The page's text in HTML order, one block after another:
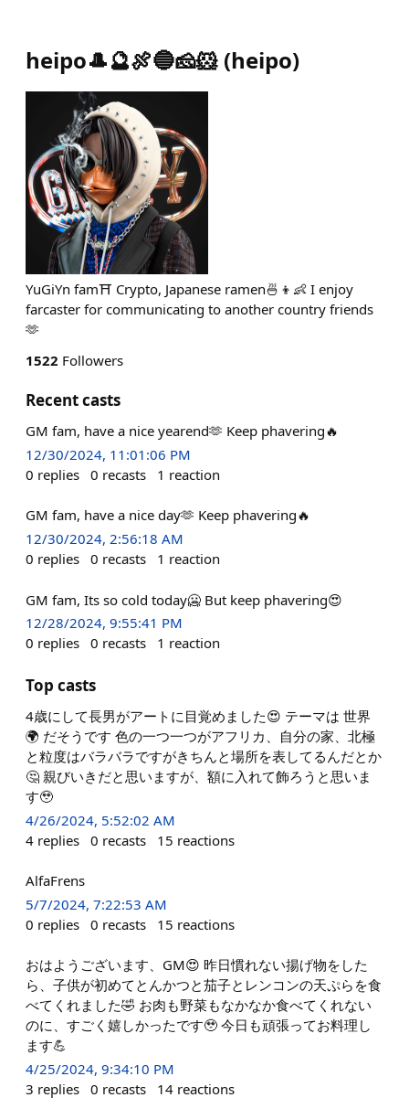
heipo🎩🔮🍖🔵🧀🐹 (heipo)
YuGiYn fam⛩ Crypto, Japanese ramen🍜👦👶 I enjoy
farcaster for communicating to another country friends
🫶
1522 Followers
Recent casts
GM fam, have a nice yearend🫶 Keep phavering🔥
12/30/2024, 11:01:06 PM
0 replies 0 recasts 1 reaction
GM fam, have a nice day🫶 Keep phavering🔥
12/30/2024, 2:56:18 AM
0 replies 0 recasts 1 reaction
GM fam, Its so cold today🥶 But keep phavering😍
12/28/2024, 9:55:41 PM
0 replies 0 recasts 1 reaction
Top casts
4歳にして長男がアートに目覚めました😍 テーマは 世界
🌍 だそうです 色の一つ一つがアフリカ、自分の家、北極
と粒度はバラバラですがきちんと場所を表してるんだとか
🤔 親びいきだと思いますが、額に入れて飾ろうと思いま
す🥹
4/26/2024, 5:52:02 AM
4 replies 0 recasts 15 reactions
AlfaFrens
5/7/2024, 7:22:53 AM
0 replies 0 recasts 15 reactions
おはようございます、GM😍 昨日慣れない揚げ物をした
ら、子供が初めてとんかつと茄子とレンコンの天ぷらを食
べてくれました🤣 お肉も野菜もなかなか食べてくれない
のに、すごく嬉しかったです🥹 今日も頑張ってお料理し
ます💪
4/25/2024, 9:34:10 PM
3 replies 0 recasts 14 reactions